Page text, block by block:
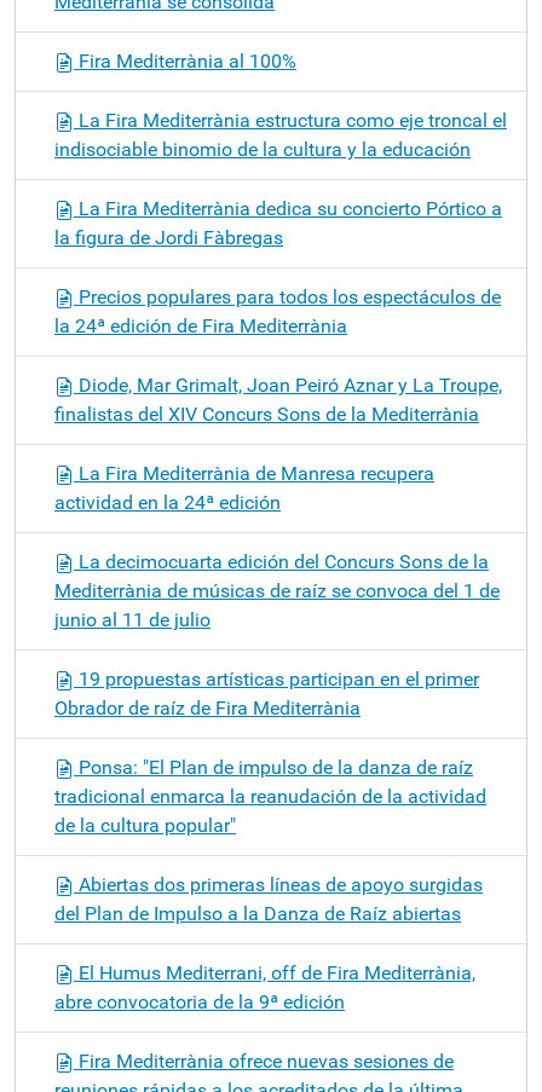
Fira Mediterrània al 100%
La Fira Mediterrània estructura como eje troncal el
indisociable binomio de la cultura y la educación
La Fira Mediterrània dedica su concierto Pórtico a
la figura de Jordi Fàbregas
Precios populares para todos los espectáculos de
la 24ª edición de Fira Mediterrània
Diode, Mar Grimalt, Joan Peiró Aznar y La Troupe,
finalistas del XIV Concurs Sons de la Mediterrània
La Fira Mediterrània de Manresa recupera
actividad en la 24ª edición
La decimocuarta edición del Concurs Sons de la
Mediterrània de músicas de raíz se convoca del 1 de
junio al 11 de julio
19 propuestas artísticas participan en el primer
Obrador de raíz de Fira Mediterrània
Ponsa: "El Plan de impulso de la danza de raíz
tradicional enmarca la reanudación de la actividad
de la cultura popular"
Abiertas dos primeras líneas de apoyo surgidas
del Plan de Impulso a la Danza de Raíz abiertas
El Humus Mediterrani, off de Fira Mediterrània,
abre convocatoria de la 9ª edición
Fira Mediterrània ofrece nuevas sesiones de